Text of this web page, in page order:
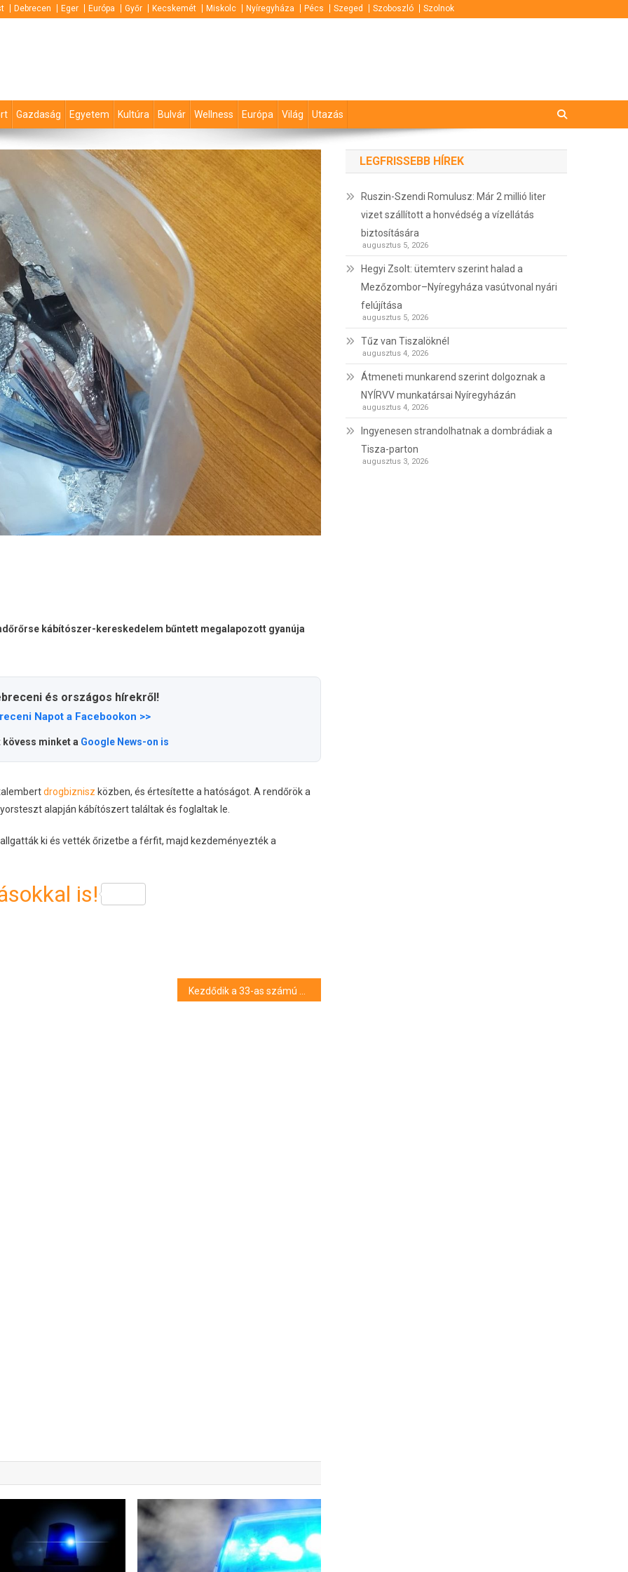
Debrecen Eger Európa Győr Kecskemét Miskolc Nyíregyháza Pécs Szeged Szoboszló Szolnok
Gazdaság Egyetem Kultúra Bulvár Wellness Európa Világ Utazás
kábítószer-kereskedelem bűntett megalapozott gyanúja
és országos hírekről!
Napot a Facebookon >>
minket a Google News-on is
drogbiznisz közben, és értesítette a hatóságot. A rendőrök a
alapján kábítószert találtak és foglaltak le.
ki és vették őrizetbe a férfit, majd kezdeményezték a
is!
LEGFRISSEBB HÍREK
Ruszin-Szendi Romulusz: Már 2 millió liter
vizet szállított a honvédség a vízellátás
biztosítására
augusztus 5, 2026
Hegyi Zsolt: ütemterv szerint halad a
Mezőzombor–Nyíregyháza vasútvonal nyári
felújítása
augusztus 5, 2026
Tűz van Tiszalöknél
augusztus 4, 2026
Átmeneti munkarend szerint dolgoznak a
NYÍRVV munkatársai Nyíregyházán
augusztus 4, 2026
Ingyenesen strandolhatnak a dombrádiak a
Tisza-parton
augusztus 3, 2026